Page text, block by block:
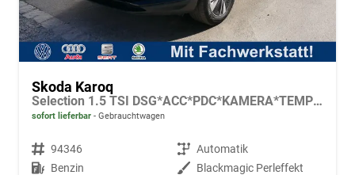
Skoda Karoq
Selection 1.5 TSI DSG*ACC*PDC*KAMERA*TEMPOMAT*LED*SMARTLINK*KLIMA*RADIO*17-ZOLL
sofort lieferbar Gebrauchtwagen
Fahrzeugnr. 94346 Getriebe Automatik
Kraftstoff Benzin Außenfarbe Blackmagic Perleffekt